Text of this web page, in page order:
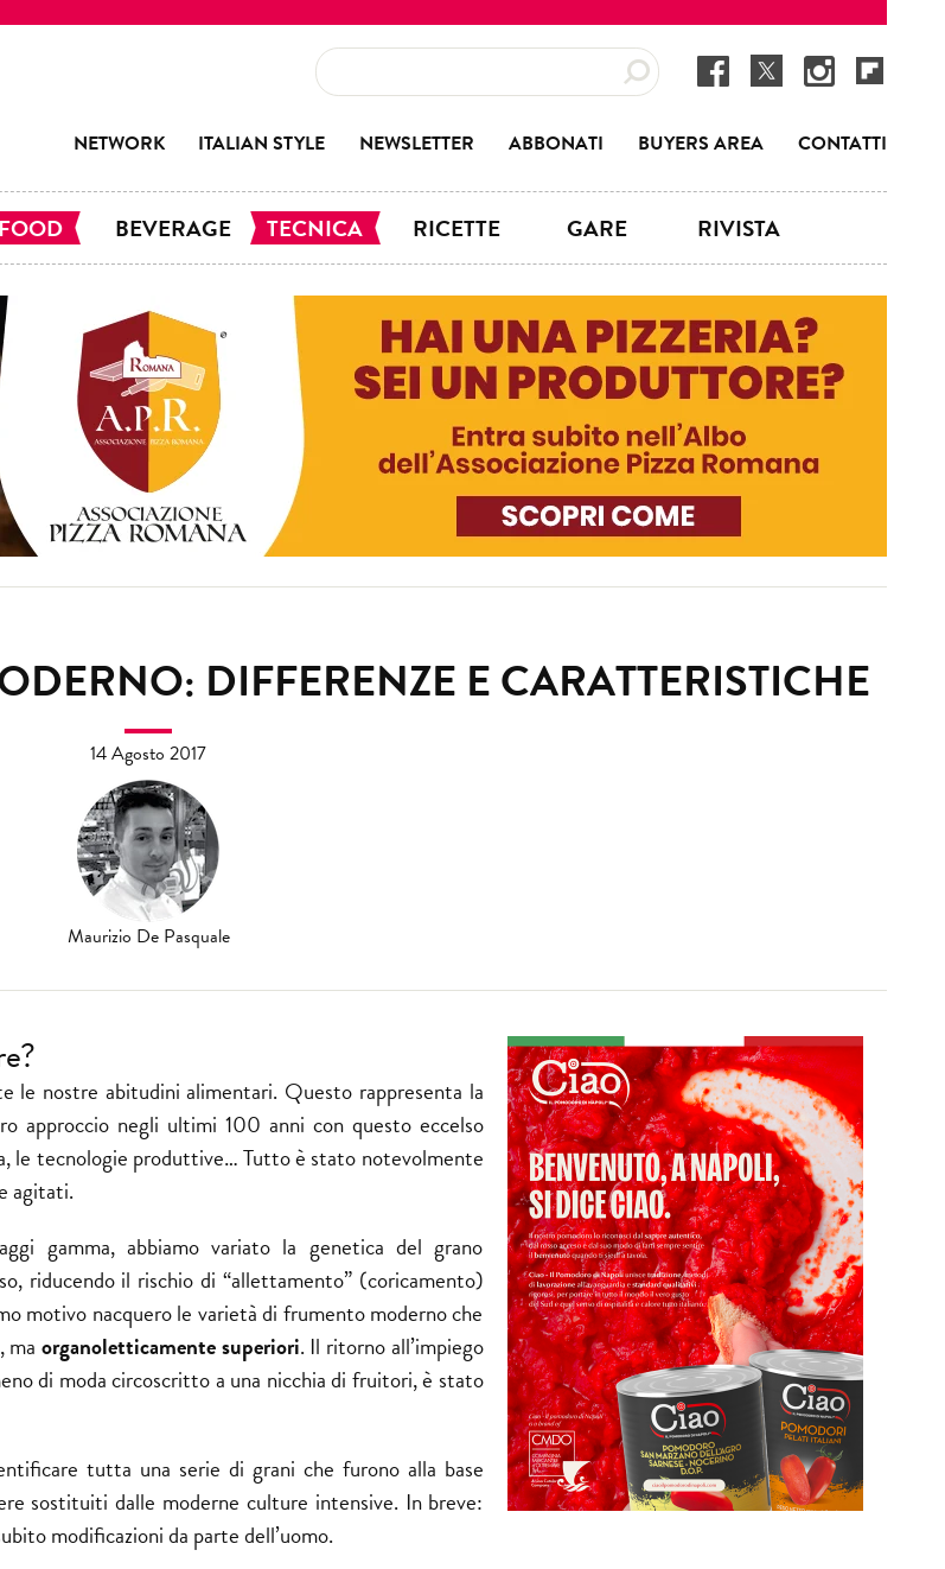
NETWORK ITALIAN STYLE NEWSLETTER ABBONATI BUYERS AREA CONTATTI
FOOD BEVERAGE TECNICA RICETTE GARE RIVISTA
DIFFERENZE E CARATTERISTICHE
14 Agosto 2017
Maurizio De Pasquale
le nostre abitudini alimentari. Questo rappresenta la
approccio negli ultimi 100 anni con questo eccelso
le tecnologie produttive… Tutto è stato notevolmente
agitati.
gamma, abbiamo variato la genetica del grano
riducendo il rischio di “allettamento” (coricamento)
motivo nacquero le varietà di frumento moderno che
ma organoletticamente superiori. Il ritorno all’impiego
di moda circoscritto a una nicchia di fruitori, è stato
tutta una serie di grani che furono alla base
sostituiti dalle moderne culture intensive. In breve:
modificazioni da parte dell’uomo.